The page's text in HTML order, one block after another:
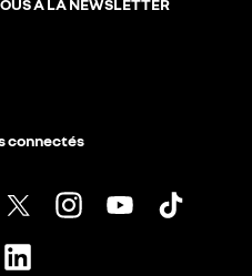
À LA NEWSLETTER
connectés